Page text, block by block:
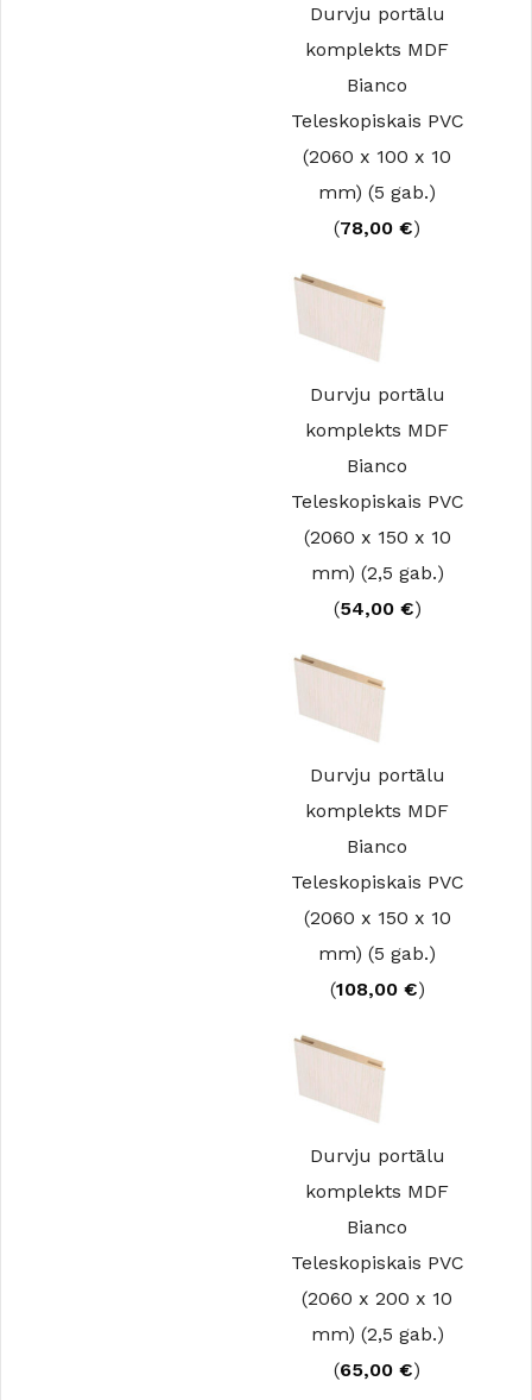
Durvju portālu
komplekts MDF
Bianco
Teleskopiskais PVC
(2060 x 100 x 10
mm) (5 gab.)
(78,00 €)
Durvju portālu
komplekts MDF
Bianco
Teleskopiskais PVC
(2060 x 150 x 10
mm) (2,5 gab.)
(54,00 €)
Durvju portālu
komplekts MDF
Bianco
Teleskopiskais PVC
(2060 x 150 x 10
mm) (5 gab.)
(108,00 €)
Durvju portālu
komplekts MDF
Bianco
Teleskopiskais PVC
(2060 x 200 x 10
mm) (2,5 gab.)
(65,00 €)